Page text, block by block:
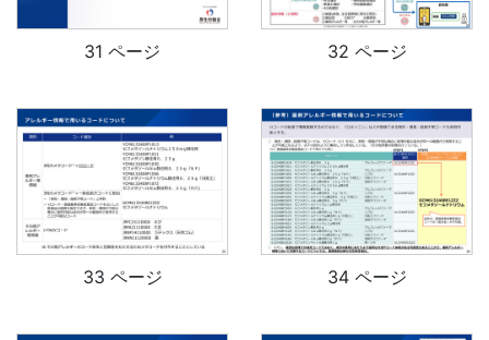
31 ページ 32 ページ
33 ページ 34 ページ